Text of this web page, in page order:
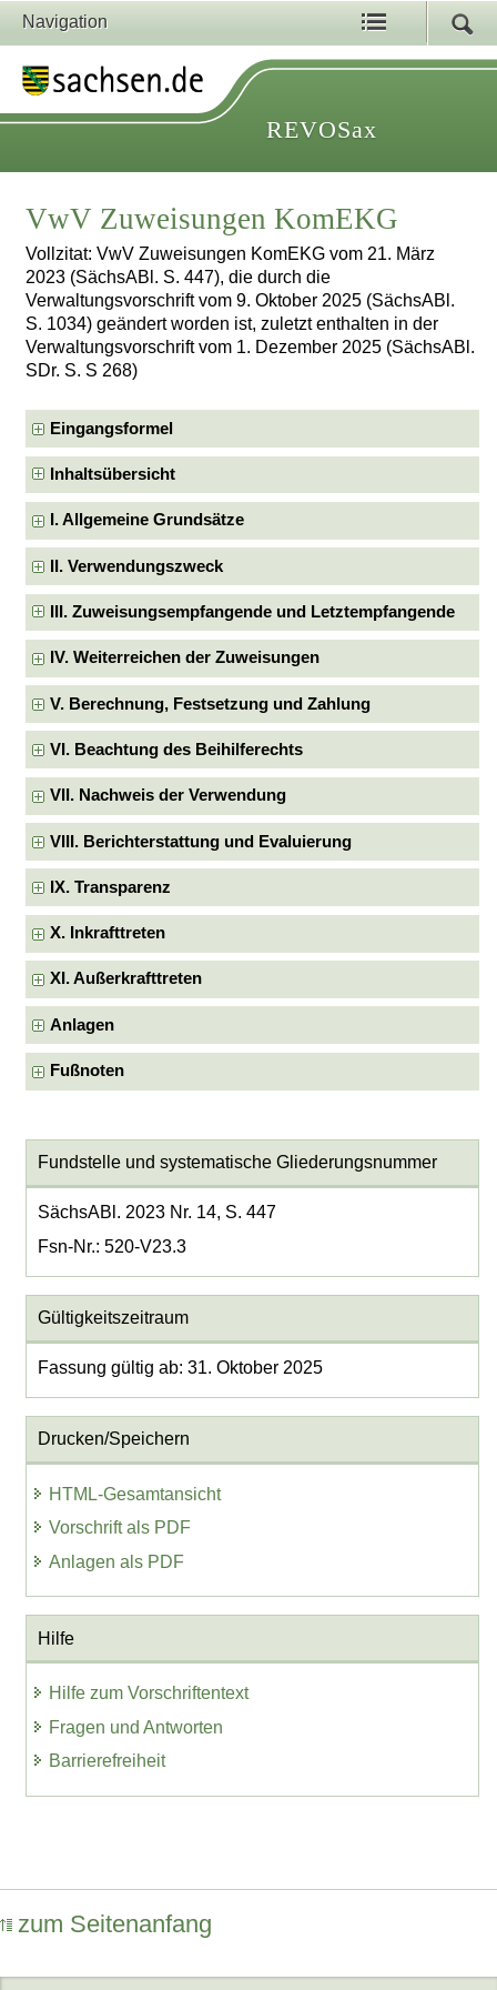
Navigation
REVOSax
VwV Zuweisungen KomEKG
Vollzitat: VwV Zuweisungen KomEKG vom 21. März
2023 (SächsABl. S. 447), die durch die
Verwaltungsvorschrift vom 9. Oktober 2025 (SächsABl.
S. 1034) geändert worden ist, zuletzt enthalten in der
Verwaltungsvorschrift vom 1. Dezember 2025 (SächsABl.
SDr. S. S 268)
Eingangsformel
Inhaltsübersicht
I. Allgemeine Grundsätze
II. Verwendungszweck
III. Zuweisungsempfangende und Letztempfangende
IV. Weiterreichen der Zuweisungen
V. Berechnung, Festsetzung und Zahlung
VI. Beachtung des Beihilferechts
VII. Nachweis der Verwendung
VIII. Berichterstattung und Evaluierung
IX. Transparenz
X. Inkrafttreten
XI. Außerkrafttreten
Anlagen
Fußnoten
Fundstelle und systematische Gliederungsnummer
SächsABl. 2023 Nr. 14, S. 447
Fsn-Nr.: 520-V23.3
Gültigkeitszeitraum
Fassung gültig ab: 31. Oktober 2025
Drucken/Speichern
HTML-Gesamtansicht
Vorschrift als PDF
Anlagen als PDF
Hilfe
Hilfe zum Vorschriftentext
Fragen und Antworten
Barrierefreiheit
zum Seitenanfang